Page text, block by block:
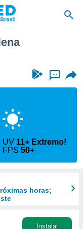
...
UV 11+ Extremo!
FPS50+
horas;
Instalar